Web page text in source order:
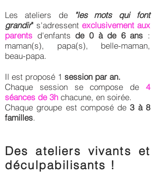
Les ateliers de
"les mots qui font
grandir" s'adressent exclusivement aux
parents d'enfants de 0 à de 6 ans :
maman(s), papa(s), belle-maman,
beau-papa.
Il est proposé 1 session par an.
Chaque session se compose de 4
séances de 3h chacune, en soirée.
Chaque groupe est composé de 3 à 8
familles.
Des ateliers vivants et
déculpabilisants !